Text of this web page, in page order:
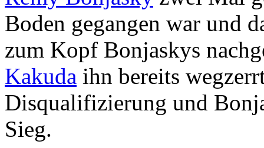
Boden gegangen war und
zum Kopf Bonjaskys
Kakuda ihn bereits
Disqualifizierung und
Sieg.